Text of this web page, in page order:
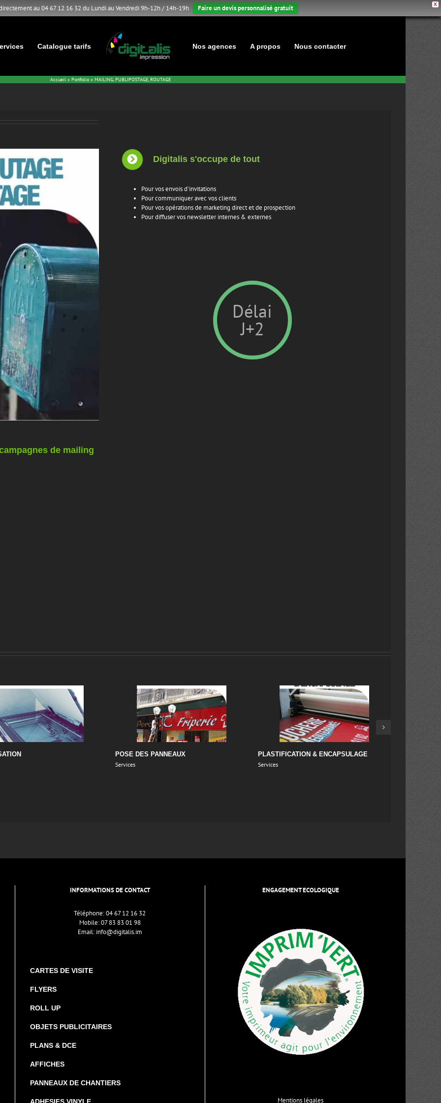
X
au 04 67 12 16 32 du Lundi au Vendredi 9h-12h / 14h-19h Faire un devis personnalisé gratuit
Catalogue tarifs Nos agences A propos Nous contacter
Accueil» Portfolio» MAILING, PUBLIPOSTAGE, ROUTAGE
de mailing
Digitalis s'occupe de tout
Pour vos envois d’invitations
Pour communiquer avec vos clients
Pour vos opérations de marketing direct et de prospection
Pour diffuser vos newsletter internes & externes
Délai
J+2
MAILING, PUBLIPOSTAGE, ROUTAGE
Services
PHOTOCOPIES
Services
PAPIERS
Services
INFORMATIONS DE CONTACT
Téléphone:04 67 12 16 32
Mobile:07 83 83 01 98
Email: info@digitalis.im
CARTES DE VISITE
FLYERS
ROLL UP
OBJETS PUBLICITAIRES
PLANS & DCE
AFFICHES
PANNEAUX DE CHANTIERS
ENGAGEMENT ECOLOGIQUE
Mentions légales